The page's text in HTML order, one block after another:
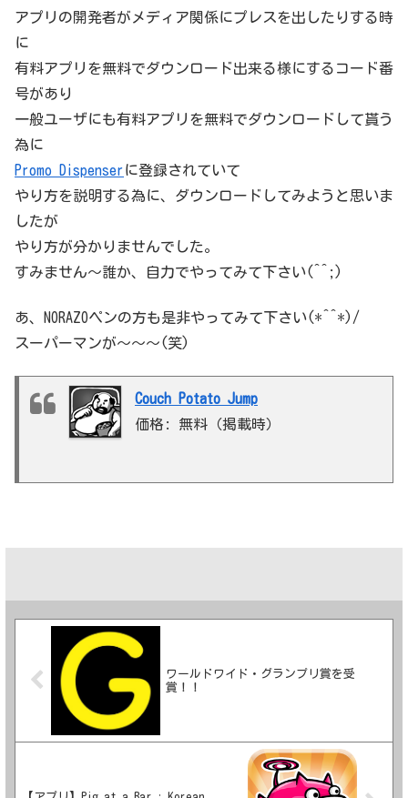
アプリの開発者がメディア関係にプレスを出したりする時
に
有料アプリを無料でダウンロード出来る様にするコード番
号があり
一般ユーザにも有料アプリを無料でダウンロードして貰う
為に
Promo Dispenserに登録されていて
やり方を説明する為に、ダウンロードしてみようと思いま
したが
やり方が分かりませんでした。
すみません〜誰か、自力でやってみて下さい(^^;)
あ、NORAZOペンの方も是非やってみて下さい(*^^*)/
スーパーマンが〜〜〜(笑)
Couch Potato Jump
価格: 無料（掲載時）
ワールドワイド・グランプリ賞を受
賞！！